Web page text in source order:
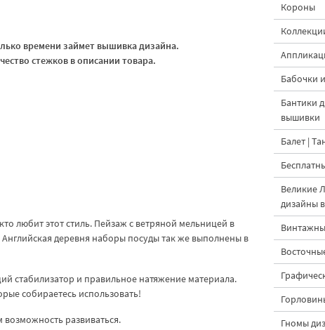
времени займет вышивка дизайна.
стежков в описании товара.
любит этот стиль. Пейзаж с ветряной мельницей в
деревня наборы посуды так же выполнены в
стабилизатор и правильное натяжение материала.
собираетесь использовать!
развиваться.
Короны
Бабочки
Бантики
вышивки
Балет |
Великие
дизайны
Гномы